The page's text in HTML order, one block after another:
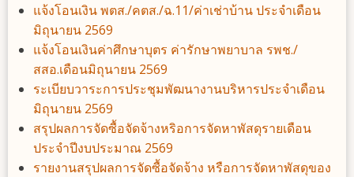
แจ้งโอนเงิน พตส./คตส./ฉ.11/ค่าเช่าบ้าน ประจำเดือน
มิถุนายน 2569
แจ้งโอนเงินค่าศึกษาบุตร ค่ารักษาพยาบาล รพช./
สสอ.เดือนมิถุนายน 2569
ระเบียบวาระการประชุมพัฒนางานบริหารประจำเดือน
มิถุนายน 2569
สรุปผลการจัดซื้อจัดจ้างหริอการจัดหาพัสดุรายเดือน
ประจำปีงบประมาณ 2569
รายงานสรุปผลการจัดซื้อจัดจ้าง หรือการจัดหาพัสดุของ